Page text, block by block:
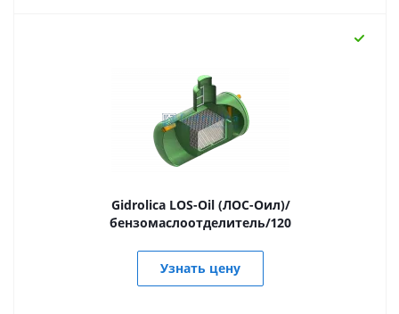
Gidrolica LOS-Oil (ЛОС-Оил)/
бензомаслоотделитель/120
Узнать цену